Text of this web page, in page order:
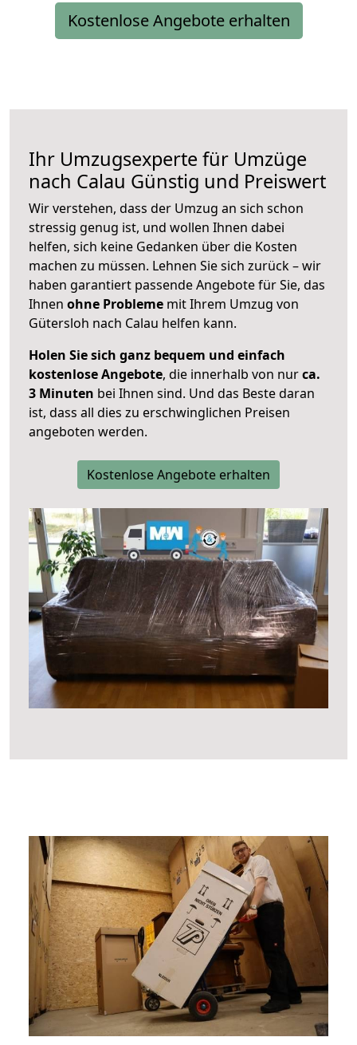
Kostenlose Angebote erhalten
Ihr Umzugsexperte für Umzüge
nach Calau Günstig und Preiswert
Wir verstehen, dass der Umzug an sich schon
stressig genug ist, und wollen Ihnen dabei
helfen, sich keine Gedanken über die Kosten
machen zu müssen. Lehnen Sie sich zurück – wir
haben garantiert passende Angebote für Sie, das
Ihnen ohne Probleme mit Ihrem Umzug von
Gütersloh nach Calau helfen kann.
Holen Sie sich ganz bequem und einfach
kostenlose Angebote, die innerhalb von nurca.
3 Minuten bei Ihnen sind. Und das Beste daran
ist, dass all dies zu erschwinglichen Preisen
angeboten werden.
Kostenlose Angebote erhalten